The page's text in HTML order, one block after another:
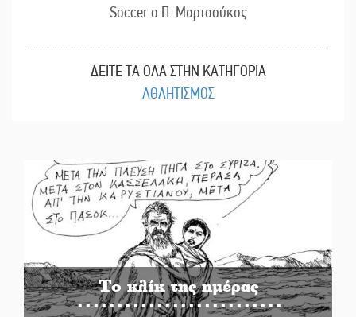
Soccer ο Π. Μαρτσούκος
ΔΕΙΤΕ ΤΑ ΟΛΑ ΣΤΗΝ ΚΑΤΗΓΟΡΙΑ
ΑΘΛΗΤΙΣΜΟΣ
Το κλίκ της ημέρας